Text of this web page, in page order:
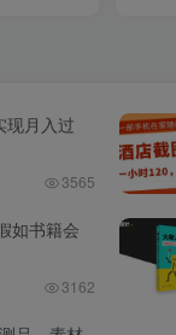
现月入过
3565
如书籍会
3162